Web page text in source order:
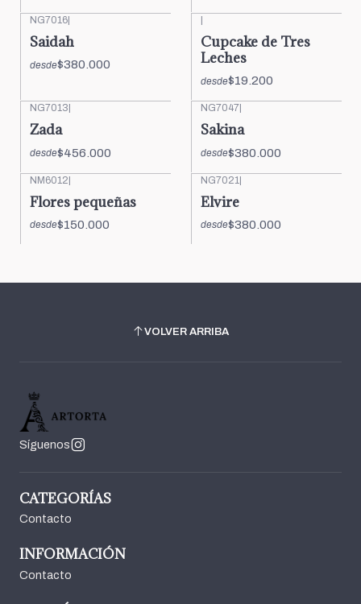
NG7016|
Saidah
desde$380.000
|
Cupcake de Tres
Leches
desde$19.200
NG7013
Zada
desde$456.000
NG7047
Sakina
desde$380.000
NM6012|
Flores pequeñas
desde$150.000
NG7021 |
Elvire
desde$380.000
VOLVER ARRIBA
Síguenos
CATEGORÍAS
Contacto
INFORMACIÓN
Contacto